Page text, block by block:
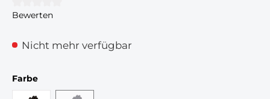
Durchschnittliche Bewertung von 0 von 5 Sternen
Bewerten
Nicht mehr verfügbar
Farbeauswählen